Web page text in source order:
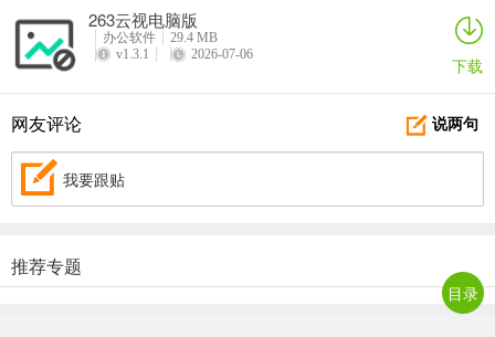
263云视电脑版
办公软件
29.4 MB
v1.3.1
2026-07-06 下载
说两句
网友评论
我要跟贴
推荐专题
目录